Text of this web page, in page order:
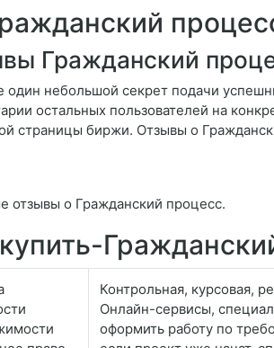
Гражданский
один небольшой секрет подачи
остальных пользователей на
страницы биржи. Отзывы о
отзывы о Гражданский процесс.
Контрольная, курсовая,
Онлайн-сервисы,
оформить работу по